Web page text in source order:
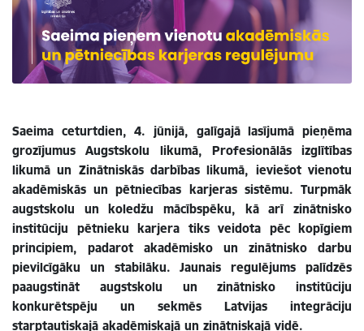
Saeima ceturtdien, 4. jūnijā, galīgajā lasījumā pieņēma
grozījumus Augstskolu likumā, Profesionālās izglītības
likumā un Zinātniskās darbības likumā, ieviešot vienotu
akadēmiskās un pētniecības karjeras sistēmu. Turpmāk
augstskolu un koledžu mācībspēku, kā arī zinātnisko
institūciju pētnieku karjera tiks veidota pēc kopīgiem
principiem, padarot akadēmisko un zinātnisko darbu
pievilcīgāku un stabilāku. Jaunais regulējums palīdzēs
paaugstināt augstskolu un zinātnisko institūciju
konkurētspēju un sekmēs Latvijas integrāciju
starptautiskajā akadēmiskajā un zinātniskajā vidē.